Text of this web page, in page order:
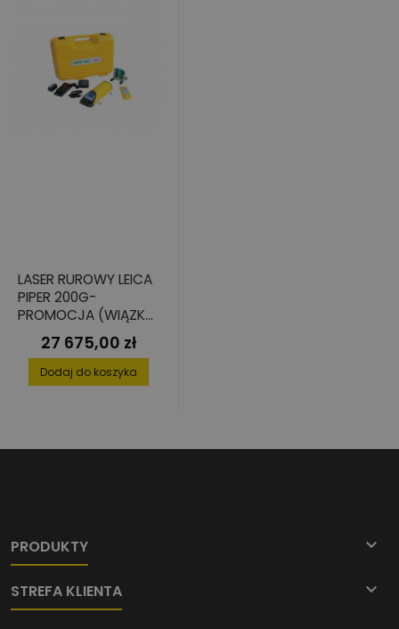
LASER RUROWY LEICA
PIPER 200G-
PROMOCJA (WIĄZKA
ZIELONA) DO
UKŁADANIA RUR
KANALIZACYJNYCH
Cena
27 675,00 zł
Dodaj do koszyka
PRODUKTY 
STREFA KLIENTA 